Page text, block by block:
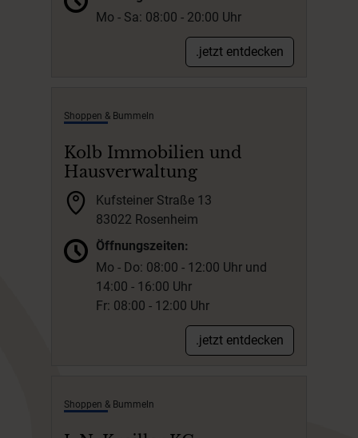
Mo - Sa: 08:00 - 20:00 Uhr
.jetzt entdecken
Shoppen & Bummeln
Kolb Immobilien und
Hausverwaltung
Kufsteiner Straße 13
83022 Rosenheim
Öffnungszeiten:
Mo - Do: 08:00 - 12:00 Uhr und
14:00 - 16:00 Uhr
Fr: 08:00 - 12:00 Uhr
.jetzt entdecken
Shoppen & Bummeln